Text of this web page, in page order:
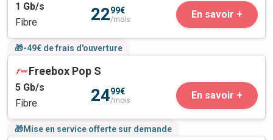
1 Gb/s
Fibre
2299€
/mois En savoir +
🎁-49€ de frais d'ouverture
Freebox Pop S
5 Gb/s
Fibre
2499€
/mois En savoir +
🎁Mise en service offerte sur demande